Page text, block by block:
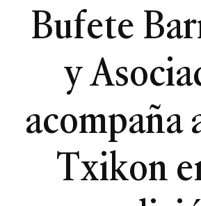
Bufete
y
acompaña
Txikon